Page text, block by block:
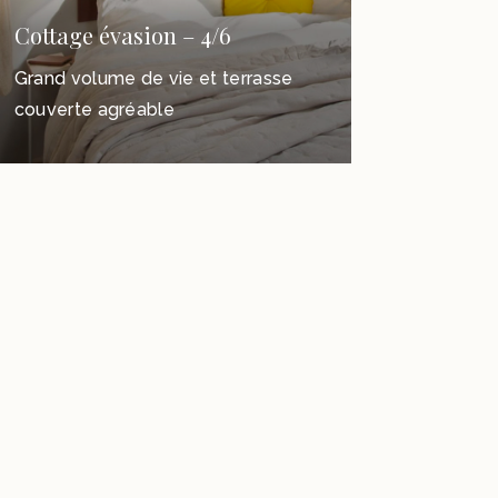
Cottage évasion – 4/6
Grand volume de vie et terrasse
couverte agréable